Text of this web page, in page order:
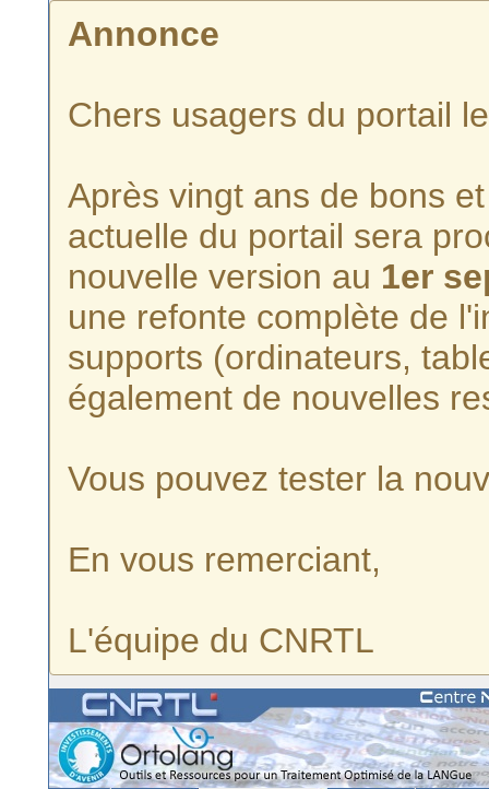
Annonce
Chers usagers du portail
Après vingt ans de bons
actuelle du portail sera
nouvelle version au 1er
une refonte complète de
supports (ordinateurs,
également de nouvelles
Vous pouvez tester la
En vous remerciant,
L'équipe du CNRTL